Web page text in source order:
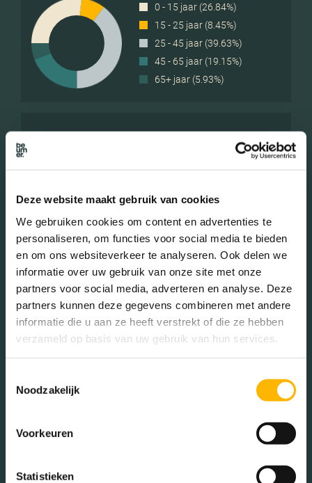
Deze website maakt gebruik van cookies
We gebruiken cookies om content en advertenties te
personaliseren, om functies voor social media te bieden
en om ons websiteverkeer te analyseren. Ook delen we
informatie over uw gebruik van onze site met onze
partners voor social media, adverteren en analyse. Deze
partners kunnen deze gegevens combineren met andere
informatie die u aan ze heeft verstrekt of die ze hebben
verzameld op basis van uw gebruik van hun services.
Noodzakelijk
Voorkeuren
Statistieken
0 - 15 jaar (26.84%)
15 - 25 jaar (8.45%)
25 - 45 jaar (39.63%)
45 - 65 jaar (19.15%)
65+ jaar (5.93%)
Vrouwen (49.67%)
Gezinnen met kinderen
Met kinderen (46.36%)
Zonder kinderen (25.27%)
Éénpersoons huishoudens
Aantal inwoners: